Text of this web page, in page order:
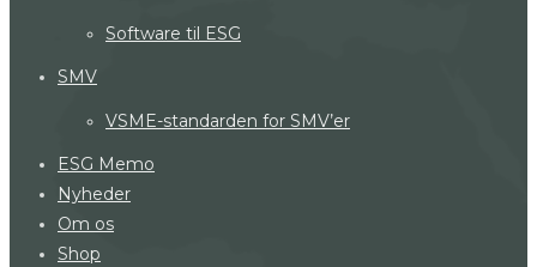
Software til ESG
SMV
VSME-standarden for SMV’er
ESG Memo
Nyheder
Om os
Shop